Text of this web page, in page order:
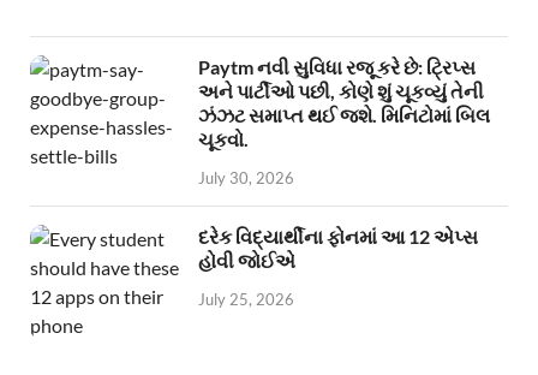
Paytm નવી સુવિધા રજૂ કરે છે: ટ્રિપ્સ
અને પાર્ટીઓ પછી, કોણે શું ચૂકવ્યું તેની
ઝંઝટ સમાપ્ત થઈ જશે. મિનિટોમાં બિલ
ચૂકવો.
July 30, 2026
દરેક વિદ્યાર્થીના ફોનમાં આ 12 એપ્સ
હોવી જોઈએ
July 25, 2026